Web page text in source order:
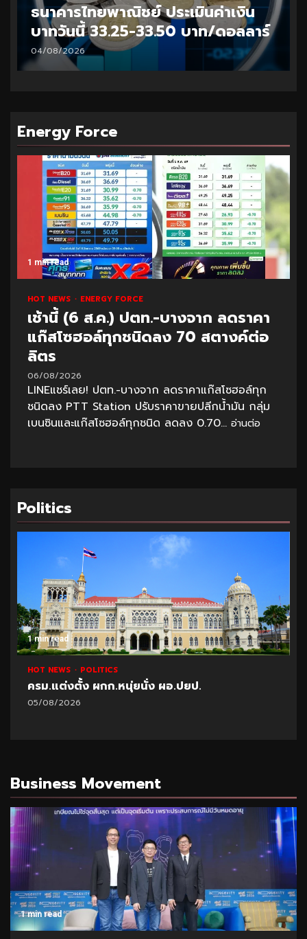
ธนาคารไทยพาณิชย์ ประเมินค่าเงิน
บาทวันนี้ 33.25-33.50 บาท/ดอลลาร์
04/08/2026
Energy Force
1 min read
HOT NEWS ENERGY FORCE
เช้านี้ (6 ส.ค.) ปตท.-บางจาก ลดราคา
แก๊สโซฮอล์ทุกชนิดลง 70 สตางค์ต่อ
ลิตร
06/08/2026
LINEแชร์เลย! ปตท.-บางจาก ลดราคาแก๊สโซฮอล์ทุก
ชนิดลง PTT Station ปรับราคาขายปลีกน้ำมัน กลุ่ม
เบนซินและแก๊สโซฮอล์ทุกชนิด ลดลง 0.70... อ่านต่อ
Politics
1 min read
HOT NEWS POLITICS
ครม.แต่งตั้ง ผกก.หนุ่ยนั่ง ผอ.ปยป.
05/08/2026
Business Movement
1 min read